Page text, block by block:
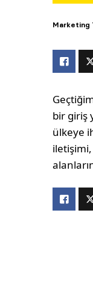
Marketing
bir giriş
ülkeye